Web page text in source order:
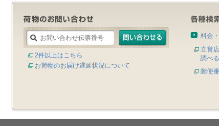
2件以上はこちら
お荷物のお届け遅延状況について
料金
直営
調べる
郵便